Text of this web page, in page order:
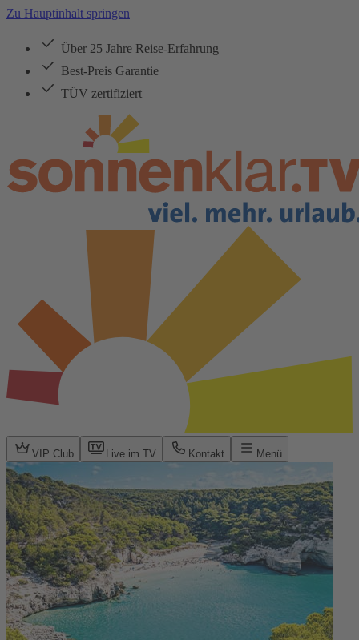
Zu Hauptinhalt springen
Über 25 Jahre Reise-Erfahrung
Best-Preis Garantie
TÜV zertifiziert
VIP Club Live im TV Kontakt Menü